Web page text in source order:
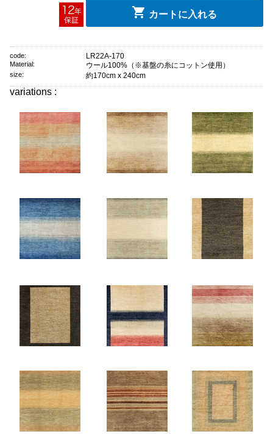
カートに入れる
code: LR22A-170
Material: ウール100%（※基盤の糸にコットン使用）
size: 約170cm x 240cm
variations :